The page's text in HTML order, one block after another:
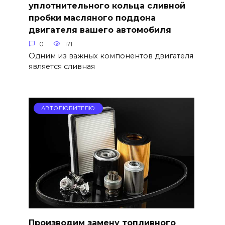
уплотнительного кольца сливной
пробки масляного поддона
двигателя вашего автомобиля
0 171
Одним из важных компонентов двигателя
является сливная
АВТОЛЮБИТЕЛЮ
Производим замену топливного